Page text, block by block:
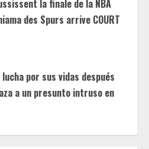
la finale de la NBA
des Spurs arrive COURT
por sus vidas después
a un presunto intruso en